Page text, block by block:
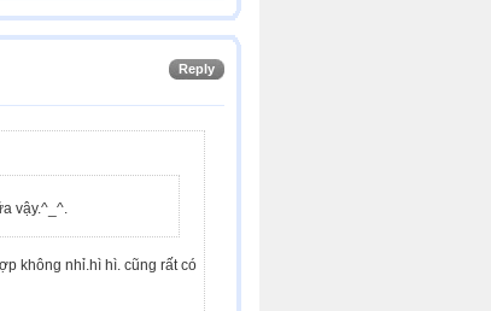
Reply
vậy.^_^.
không nhỉ.hì hì. cũng rất có